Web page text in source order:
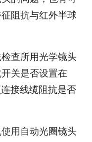
阻抗与红外半球
查所用光学镜头
关是否设置在
接线缆阻抗是否
用自动光圈镜头